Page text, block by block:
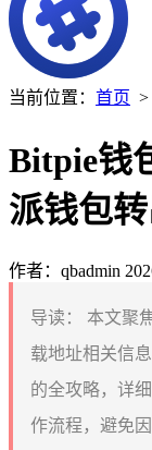
当前位置： 首页 >
Bitpie钱
派钱包
作者：qbadmin
导读：
本文聚
载地址相关信
的全攻略，详
作流程，避免